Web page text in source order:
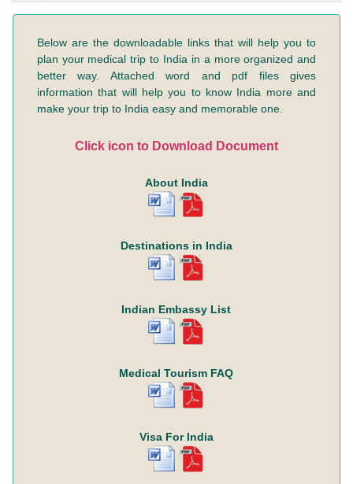
Below are the downloadable links that will help you to
plan your medical trip to India in a more organized and
better way. Attached word and pdf files gives
information that will help you to know India more and
make your trip to India easy and memorable one.
Click icon to Download Document
About India
Destinations in India
Indian Embassy List
Medical Tourism FAQ
Visa For India